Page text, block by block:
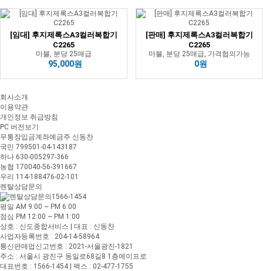
[임대] 후지제록스A3컬러복합기
C2265
마블, 분당 25매급
95,000원
[판매] 후지제록스A3컬러복합기
C2265
마블, 분당 25매급, 가격협의가능
0원
회사소개
이용약관
개인정보 취급방침
PC 버전보기
무통장입금계좌예금주 신동찬
국민 799501-04-143187
하나 630-005297-366
농협 170040-56-391667
우리 114-188476-02-101
렌탈상담문의
1566-1454
평일 AM 9:00 ~ PM 6:00
점심 PM 12:00 ~ PM 1:00
상호 : 신도종합서비스 | 대표 : 신동찬
사업자등록번호 : 204-14-58964
통신판매업신고번호 : 2021-서울광진-1821
주소 : 서울시 광진구 동일로68길8 1층에이프로
대표번호 : 1566-1454 | 팩스 : 02-477-1755